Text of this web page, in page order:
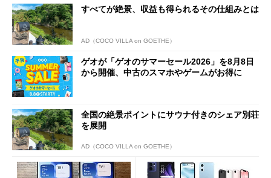
すべてが絶景、収益も得られるその仕組みとは
AD（COCO VILLA on GOETHE）
ゲオが「ゲオのサマーセール2026」を8月8日
から開催、中古のスマホやゲームがお得に
全国の絶景ポイントにサウナ付きのシェア別荘
を展開
AD（COCO VILLA on GOETHE）